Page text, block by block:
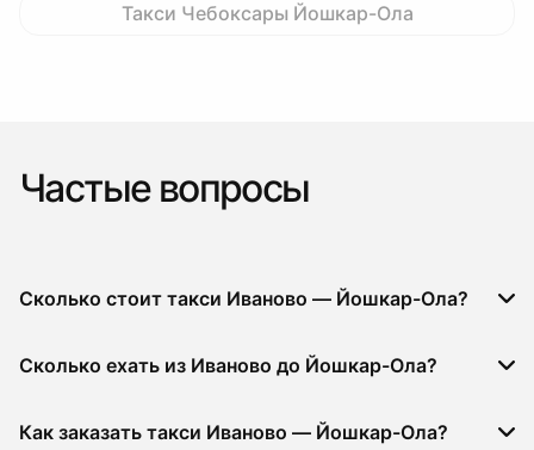
Такси Чебоксары Йошкар-Ола
Частые вопросы
Сколько стоит такси Иваново — Йошкар-Ола?
Сколько ехать из Иваново до Йошкар-Ола?
Как заказать такси Иваново — Йошкар-Ола?